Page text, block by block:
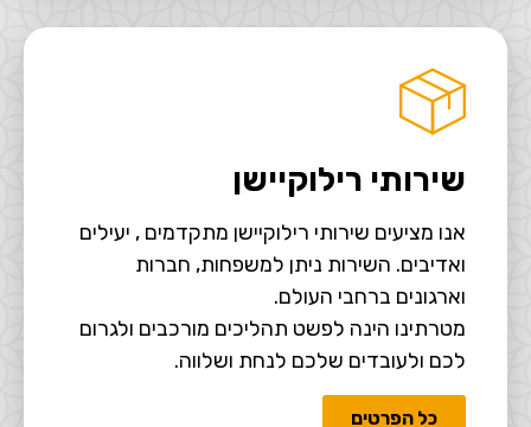
שירותי רילוקיישן
אנו מציעים שירותי רילוקיישן מתקדמים , יעילים
ואדיבים. השירות ניתן למשפחות, חברות
וארגונים ברחבי העולם.
מטרתינו הינה לפשט תהליכים מורכבים ולגרום
לכם ולעובדים שלכם לנחת ושלווה.
כל הפרטים